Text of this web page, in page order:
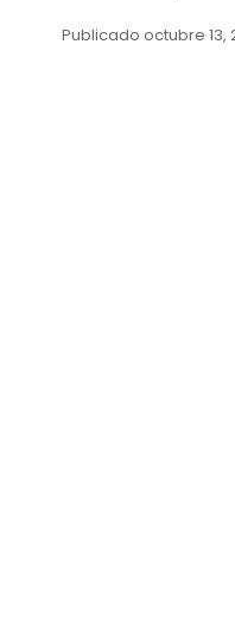
Publicado octubre 13,